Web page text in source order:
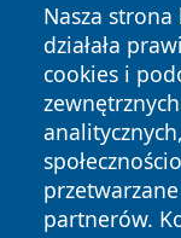
Nasza
działała
cookies i
partnerów.
Copyright © 2026